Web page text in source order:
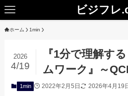
ビジフレ
ホーム 1min
『1分で理解す
ムワーク』～
2026
4/19
1min 2022年2月5日 2026年4月19